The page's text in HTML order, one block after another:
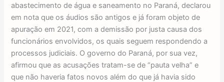
abastecimento de água e saneamento no Paraná, declarou
em nota que os áudios são antigos e já foram objeto de
apuração em 2021, com a demissão por justa causa dos
funcionários envolvidos, os quais seguem respondendo a
processos judiciais. O governo do Paraná, por sua vez,
afirmou que as acusações tratam-se de “pauta velha” e
que não haveria fatos novos além do que já havia sido